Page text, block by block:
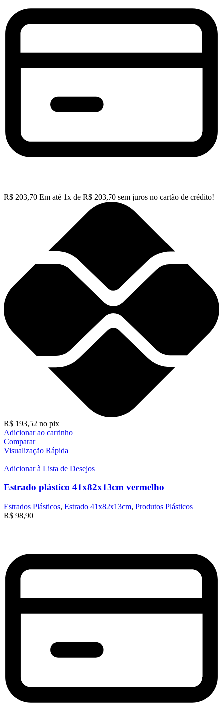
R$ 203,70 Em até 1x de R$ 203,70 sem juros no cartão de crédito!
R$ 193,52 no pix
Adicionar ao carrinho
Comparar
Visualização Rápida
Adicionar à Lista de Desejos
Estrado plástico 41x82x13cm vermelho
Estrados Plásticos, Estrado 41x82x13cm, Produtos Plásticos
R$ 98,90